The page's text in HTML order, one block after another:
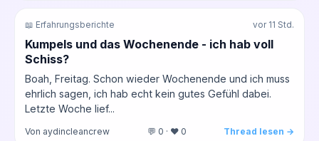
📖 Erfahrungsberichte vor 11 Std.
Kumpels und das Wochenende - ich hab voll
Schiss?
Boah, Freitag. Schon wieder Wochenende und ich muss
ehrlich sagen, ich hab echt kein gutes Gefühl dabei.
Letzte Woche lief...
Von aydincleancrew 💬 0 · ❤️ 0 Thread lesen →